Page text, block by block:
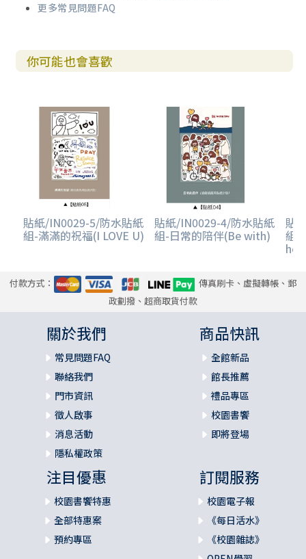
更多常見問題FAQ
你可能也會喜歡
貼紙/IN0029-5/防水貼紙
組-滿滿的祝福(I LOVE U)
貼紙/IN0029-4/防水貼紙
組-日常的陪伴(Be with)
貼
組-
付款方式：
傳真刷卡、虛擬轉帳、郵
政劃撥、超商取貨付款
關於我們
常見問題FAQ
聯絡我們
門市資訊
徵人啟事
消息活動
隱私權政策
商品快訊
全館新品
館長推薦
禮品專區
校園書饗
即將登場
注目優惠
校園書饗特惠
全部特惠案
預約專區
訂閱服務
校園電子報
《每日活水》
《校園雜誌》